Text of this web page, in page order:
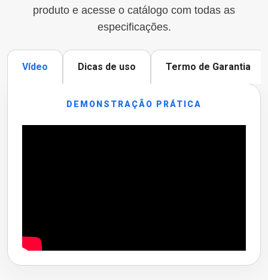
produto e acesse o catálogo com todas as
especificações.
Vídeo Dicas de uso Termo de Garantia
DEMONSTRAÇÃO PRÁTICA